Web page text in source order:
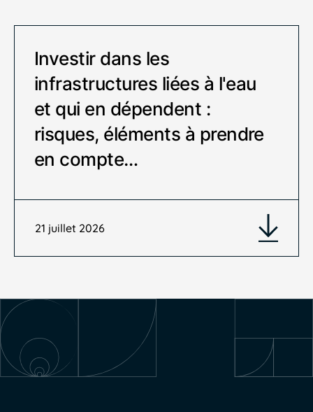
Investir dans les
infrastructures liées à l'eau
et qui en dépendent :
risques, éléments à prendre
en compte…
21 juillet 2026